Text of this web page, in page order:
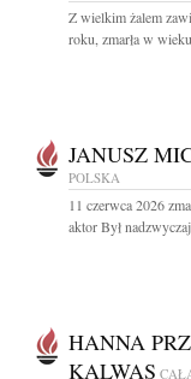
Z wielkim żalem
roku, zmarła w
JANUSZ
POLSKA
11 czerwca 2026
aktor Był
HANNA
KALWAS